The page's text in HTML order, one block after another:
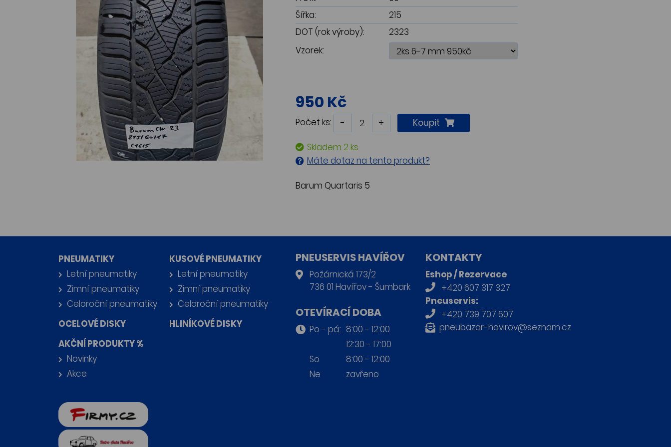
Šířka:
215
DOT (rok výroby):
2323
Vzorek:
950 Kč
Počet ks: - + Koupit
Skladem 2 ks
Máte dotaz na tento produkt?
Barum Quartaris 5
PNEUMATIKY
Letní pneumatiky
Zimní pneumatiky
Celoroční pneumatiky
KUSOVÉ PNEUMATIKY
Letní pneumatiky
Zimní pneumatiky
Celoroční pneumatiky
OCELOVÉ DISKY
HLINÍKOVÉ DISKY
AKČNÍ PRODUKTY %
Novinky
Akce
PNEUSERVIS HAVÍŘOV
Požárnická 173/2
736 01 Havířov - Šumbark
OTEVÍRACÍ DOBA
Po - pá: 8:00 - 12:00
12:30 - 17:00
So
8:00 - 12:00
Ne
zavřeno
KONTAKTY
Eshop / Rezervace
+420 607 317 327
Pneuservis:
+420 739 707 607
pneubazar-havirov@seznam.cz
firmy.cz
Retro auta Havířov